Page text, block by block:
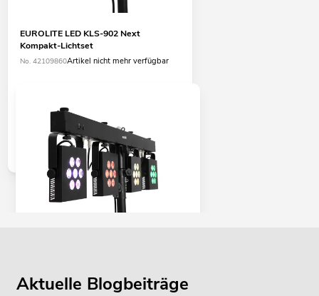
EUROLITE LED KLS-902 Next
Kompakt-Lichtset
No. 42109860Artikel nicht mehr verfügbar
Aktuelle Blogbeiträge